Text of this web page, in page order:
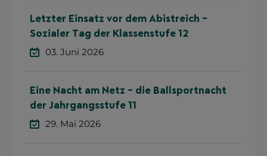
Letzter Einsatz vor dem Abistreich –
Sozialer Tag der Klassenstufe 12
03. Juni 2026
Eine Nacht am Netz – die Ballsportnacht
der Jahrgangsstufe 11
29. Mai 2026